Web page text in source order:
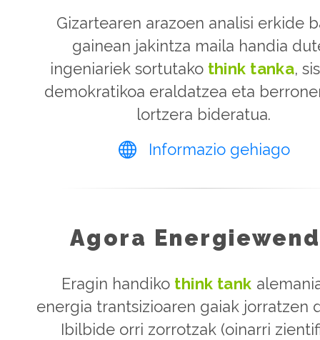
Gizartearen arazoen analisi erkide
gainean jakintza maila handia
ingeniariek sortutako think tanka,
demokratikoa eraldatzea eta
lortzera bideratua.
Informazio gehiago
Agora
Eragin handiko think tank
energia trantsizioaren gaiak jorratzen
Ibilbide orri zorrotzak (oinarri